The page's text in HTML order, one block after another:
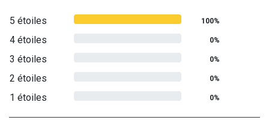
5 étoiles 100%
4 étoiles 0%
3 étoiles 0%
2 étoiles 0%
1 étoiles 0%